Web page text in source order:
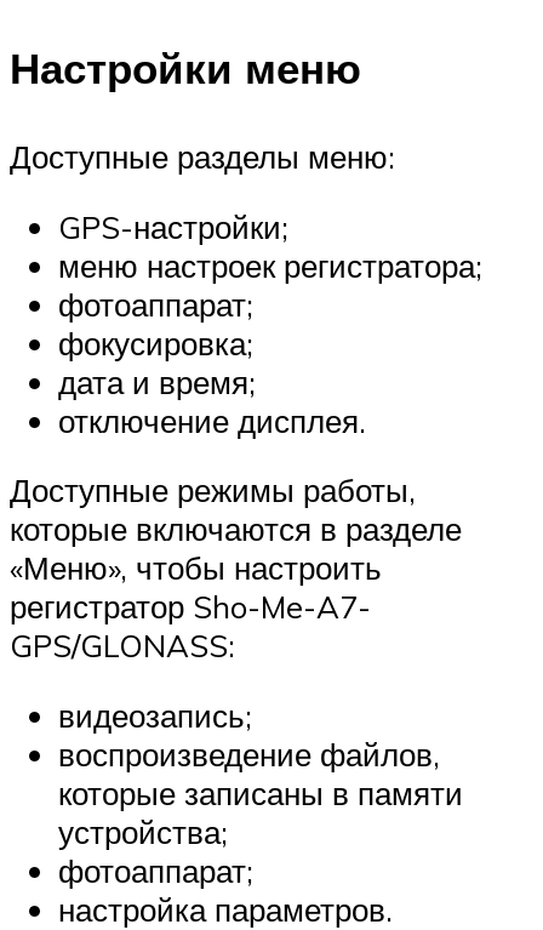
Настройки меню
Доступные разделы меню:
GPS-настройки;
меню настроек регистратора;
фотоаппарат;
фокусировка;
дата и время;
отключение дисплея.
Доступные режимы работы,
которые включаются в разделе
«Меню», чтобы настроить
регистратор Sho-Me-A7-
GPS/GLONASS:
видеозапись;
воспроизведение файлов,
которые записаны в памяти
устройства;
фотоаппарат;
настройка параметров.